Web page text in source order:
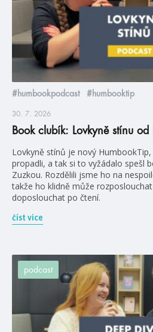
#humbookpodcast #humbooktip
30. 7. 2026
Book clubík: Lovkyně stínu od
Lovkyně stínů je nový
propadli, a tak si to vyžádalo spešl
Zuzkou. Rozdělili jsme ho na
takže ho klidně může
doposlouchat po čtení.
číst více
podcast